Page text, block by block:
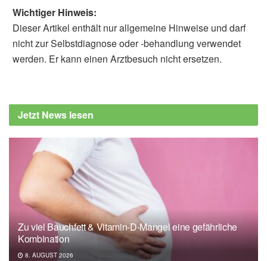
Henningsen, Peter / u.a.: Deficient head
motor control in functional dizziness:
motor dysfunction in persistent physical
symptoms, Progress in Brain Research,
2019,sciencedirect.com
Technische Universität München (TUM):
Wahrnehmungsstörung könnte Betroffene
aus dem Gleichgewicht bringen (Abruf:
02.08.2019),
tum.de
Wichtiger Hinweis:
Dieser Artikel enthält nur allgemeine Hinweise und darf
nicht zur Selbstdiagnose oder -behandlung verwendet
werden. Er kann einen Arztbesuch nicht ersetzen.
Jetzt News lesen
Zu viel Bauchfett & Vitamin-D-Mangel eine gefährliche
Kombination
8. AUGUST 2026